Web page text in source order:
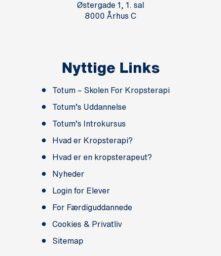
Østergade 1, 1. sal
8000 Århus C
Nyttige Links
Totum – Skolen For Kropsterapi
Totum’s Uddannelse
Totum’s Introkursus
Hvad er Kropsterapi?
Hvad er en kropsterapeut?
Nyheder
Login for Elever
For Færdiguddannede
Cookies & Privatliv
Sitemap